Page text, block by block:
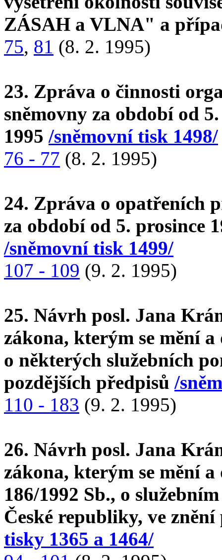
ZÁSAH a VLNA" a
75, 81 (8. 2. 1995)
23. Zpráva o činnosti
sněmovny za období od
1995 /sněmovní tisk 1498/
76 - 77 (8. 2. 1995)
24. Zpráva o opatřeních
za období od 5. prosince
/sněmovní tisk 1499/
107 - 109 (9. 2. 1995)
25. Návrh posl. Jana
zákona, kterým se mění
o některých služebních
pozdějších předpisů /
110 - 183 (9. 2. 1995)
26. Návrh posl. Jana
zákona, kterým se mění
186/1992 Sb., o
České republiky, ve
tisky 1365 a 1464/